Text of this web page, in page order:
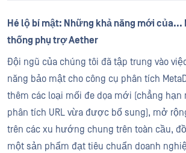
Hé lộ bí mật: Những khả năng mới của...
thống phụ trợ Aether
Đội ngũ của chúng tôi đã tập trung vào
năng bảo mật cho công cụ phân tích
thêm các loại mối đe dọa mới (chẳng hạn
phân tích URL vừa được bổ sung), mở
trên các xu hướng chung trên toàn cầu,
một sản phẩm đạt tiêu chuẩn doanh